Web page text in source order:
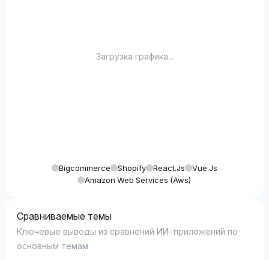
Загрузка графика...
Bigcommerce Shopify React.js
Vue.js
Amazon Web Services (aws)
Сравниваемые темы
Ключевые выводы из сравнений ИИ-приложений по
основным темам